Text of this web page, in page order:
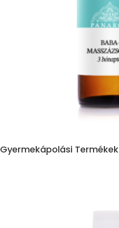
Gyermekápolási Termékek